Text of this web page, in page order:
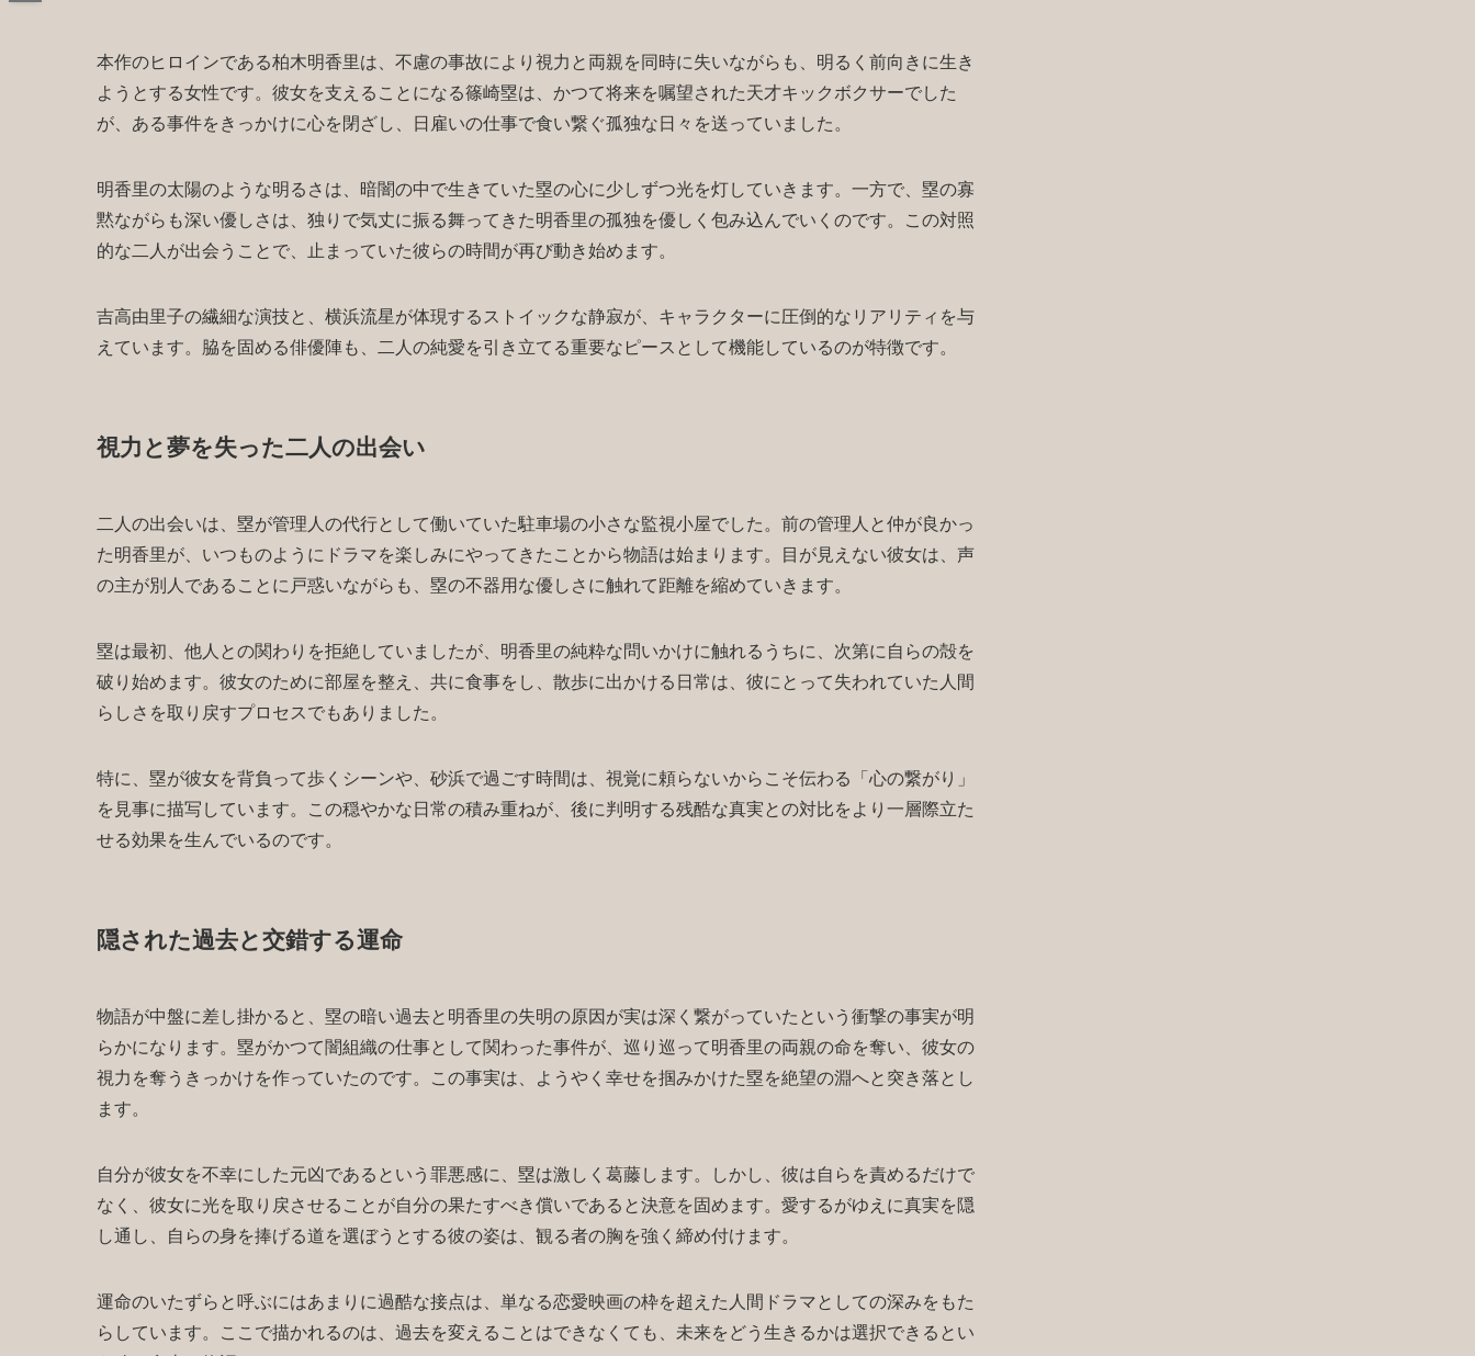
本作のヒロインである柏木明香里は、不慮の事故により視力と両親を同時に失いながらも、明るく前向きに生き
ようとする女性です。彼女を支えることになる篠崎塁は、かつて将来を嘱望された天才キックボクサーでした
が、ある事件をきっかけに心を閉ざし、日雇いの仕事で食い繋ぐ孤独な日々を送っていました。
明香里の太陽のような明るさは、暗闇の中で生きていた塁の心に少しずつ光を灯していきます。一方で、塁の寡
黙ながらも深い優しさは、独りで気丈に振る舞ってきた明香里の孤独を優しく包み込んでいくのです。この対照
的な二人が出会うことで、止まっていた彼らの時間が再び動き始めます。
吉高由里子の繊細な演技と、横浜流星が体現するストイックな静寂が、キャラクターに圧倒的なリアリティを与
えています。脇を固める俳優陣も、二人の純愛を引き立てる重要なピースとして機能しているのが特徴です。
視力と夢を失った二人の出会い
二人の出会いは、塁が管理人の代行として働いていた駐車場の小さな監視小屋でした。前の管理人と仲が良かっ
た明香里が、いつものようにドラマを楽しみにやってきたことから物語は始まります。目が見えない彼女は、声
の主が別人であることに戸惑いながらも、塁の不器用な優しさに触れて距離を縮めていきます。
塁は最初、他人との関わりを拒絶していましたが、明香里の純粋な問いかけに触れるうちに、次第に自らの殻を
破り始めます。彼女のために部屋を整え、共に食事をし、散歩に出かける日常は、彼にとって失われていた人間
らしさを取り戻すプロセスでもありました。
特に、塁が彼女を背負って歩くシーンや、砂浜で過ごす時間は、視覚に頼らないからこそ伝わる「心の繋がり」
を見事に描写しています。この穏やかな日常の積み重ねが、後に判明する残酷な真実との対比をより一層際立た
せる効果を生んでいるのです。
隠された過去と交錯する運命
物語が中盤に差し掛かると、塁の暗い過去と明香里の失明の原因が実は深く繋がっていたという衝撃の事実が明
らかになります。塁がかつて闇組織の仕事として関わった事件が、巡り巡って明香里の両親の命を奪い、彼女の
視力を奪うきっかけを作っていたのです。この事実は、ようやく幸せを掴みかけた塁を絶望の淵へと突き落とし
ます。
自分が彼女を不幸にした元凶であるという罪悪感に、塁は激しく葛藤します。しかし、彼は自らを責めるだけで
なく、彼女に光を取り戻させることが自分の果たすべき償いであると決意を固めます。愛するがゆえに真実を隠
し通し、自らの身を捧げる道を選ぼうとする彼の姿は、観る者の胸を強く締め付けます。
運命のいたずらと呼ぶにはあまりに過酷な接点は、単なる恋愛映画の枠を超えた人間ドラマとしての深みをもた
らしています。ここで描かれるのは、過去を変えることはできなくても、未来をどう生きるかは選択できるとい